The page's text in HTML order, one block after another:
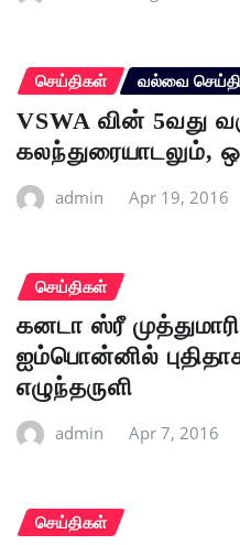
செய்திகள் வல்வை
VSWA வின் 5வது
கலந்துரையாடலும்,
admin Apr 19, 2016
செய்திகள்
கனடா ஸ்ரீ
ஐம்பொன்னில்
எழுந்தருளி
admin Apr 7, 2016
செய்திகள்